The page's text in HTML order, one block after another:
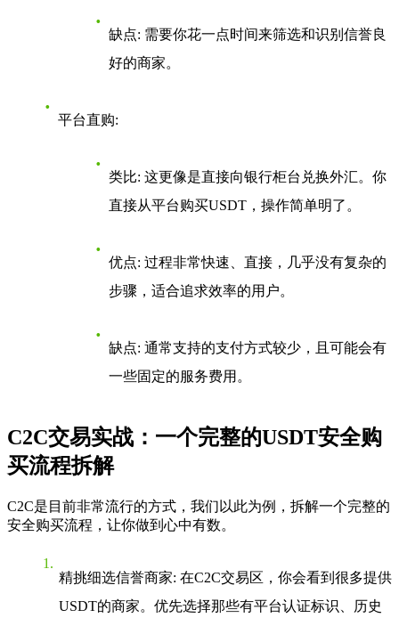
缺点: 需要你花一点时间来筛选和识别信誉良
好的商家。
平台直购:
类比: 这更像是直接向银行柜台兑换外汇。你
直接从平台购买USDT，操作简单明了。
优点: 过程非常快速、直接，几乎没有复杂的
步骤，适合追求效率的用户。
缺点: 通常支持的支付方式较少，且可能会有
一些固定的服务费用。
C2C交易实战：一个完整的USDT安全购
买流程拆解
C2C是目前非常流行的方式，我们以此为例，拆解一个完整的
安全购买流程，让你做到心中有数。
精挑细选信誉商家: 在C2C交易区，你会看到很多提供
USDT的商家。优先选择那些有平台认证标识、历史